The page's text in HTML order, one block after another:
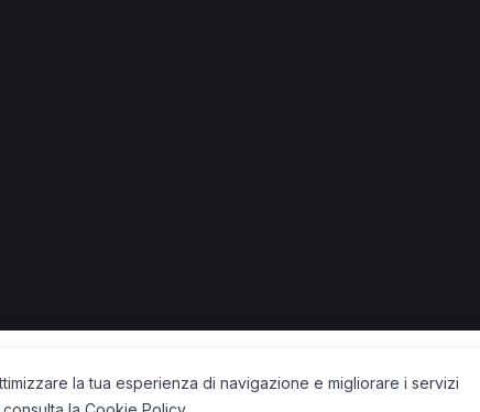
la tua esperienza di navigazione e migliorare i servizi